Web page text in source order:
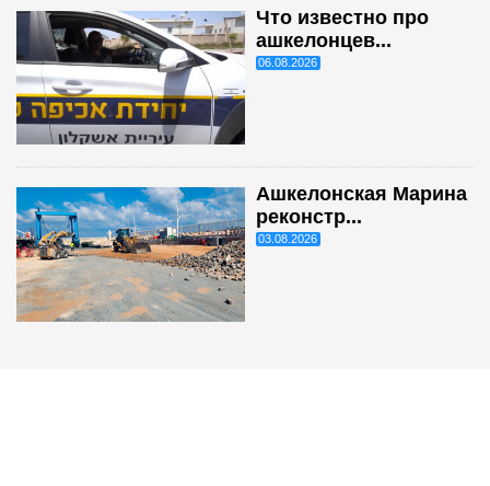
Что известно про
ашкелонцев...
06.08.2026
Ашкелонская Марина
реконстр...
03.08.2026